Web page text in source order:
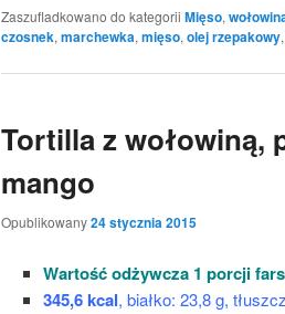
Zaszufladkowano do kategorii Mięso,
czosnek, marchewka, mięso, olej rzepakowy,
Tortilla z wołowiną,
mango
Opublikowany24 stycznia 2015
Wartość odżywcza 1 porcji
345,6 kcal, białko: 23,8 g,